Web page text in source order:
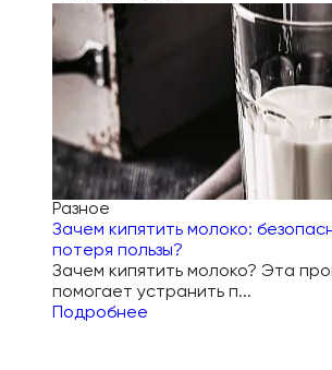
Разное
Зачем кипятить молоко:
потеря пользы?
Зачем кипятить молоко? Эта
помогает устранить п...
Подробнее